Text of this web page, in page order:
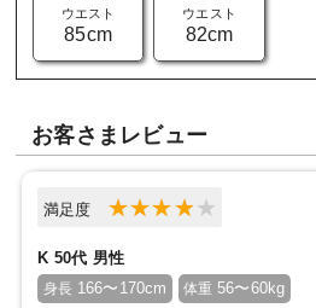
ウエスト
85cm
ウエスト
82cm
お客さまレビュー
満足度
K 50代 男性
身長 166〜170cm 体重 56〜60kg